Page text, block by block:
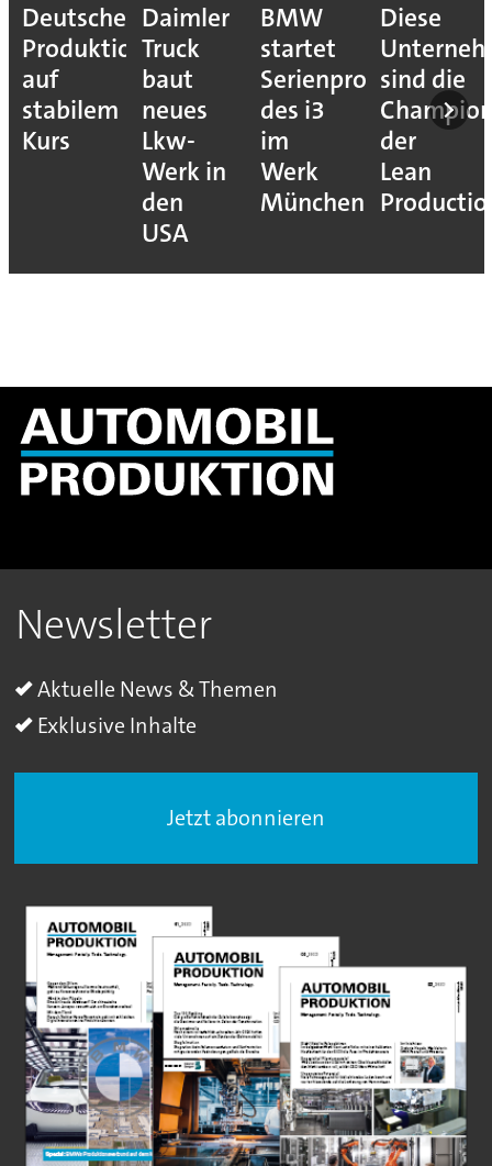
Deutsche
Produktion
auf
stabilem
Kurs
Daimler
Truck
baut
neues
Lkw-
Werk in
den
USA
BMW
startet
Serienproduktion
des i3
im
Werk
München
Diese
sind die
der
Lean
Newsletter
Aktuelle News & Themen
Exklusive Inhalte
Jetzt abonnieren